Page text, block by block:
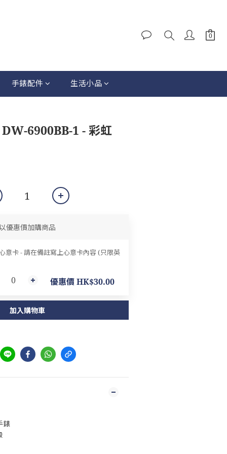
手錶配件 生活小品
6900BB-1 - 彩虹
優惠價加購商品
意卡 - 請在備註寫上心意卡內容 (只限英
優惠價 HK$30.00
加入購物車
錶